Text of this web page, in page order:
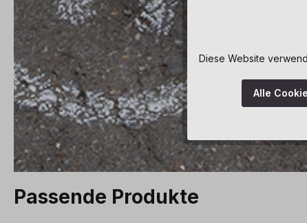
Passende Produkte
Diese Website
Alle